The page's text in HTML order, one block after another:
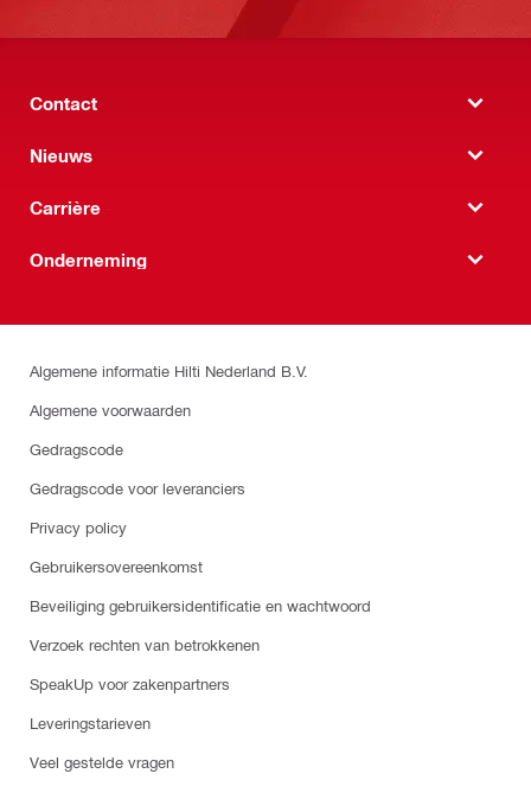
Contact
Nieuws
Carrière
Onderneming
Algemene informatie Hilti Nederland B.V.
Algemene voorwaarden
Gedragscode
Gedragscode voor leveranciers
Privacy policy
Gebruikersovereenkomst
Beveiliging gebruikersidentificatie en wachtwoord
Verzoek rechten van betrokkenen
SpeakUp voor zakenpartners
Leveringstarieven
Veel gestelde vragen